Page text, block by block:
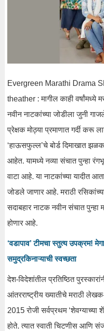
Evergreen Marathi Drama
theather : मागील काही वर्षांमध्ये
नवीन नाटकांच्या जोडीला जुनी
प्रेक्षक मोठ्या प्रमाणात गर्दी करू
‘हाऊसफुल्ल’चे बोर्ड दिमाखात
आहेत. यामध्ये नव्या संचात पुन्हा
वाटा आहे. या नाटकांच्या यादीत
जोडले जाणार आहे. मराठी
सदाबहार नाटक नवीन संचात पुन्हा
होणार आहे.
‘वडापाव’ टीमचा स्तुत्य उपक्रम!
समुद्रकिनाऱ्याची स्वच्छता
देश-विदेशांतील प्रतिष्ठित
आंतरराष्ट्रीय ख्यातीचे मराठी
2015 रोजी सर्वप्रथम
होते. त्यात स्वाती चिटणीस आणि